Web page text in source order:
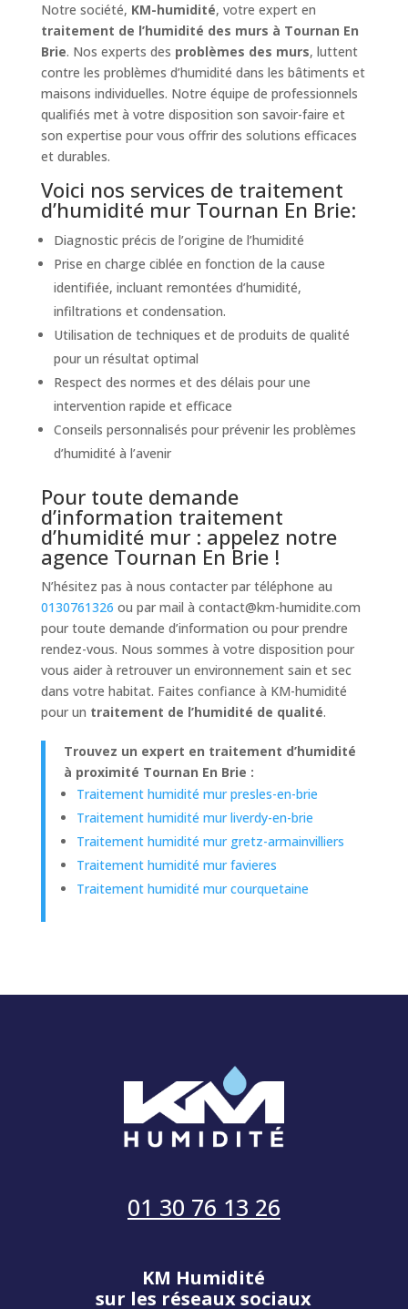
Notre société, KM-humidité, votre expert en
traitement de l’humidité des murs à Tournan En
Brie. Nos experts des problèmes des murs, luttent
contre les problèmes d’humidité dans les bâtiments et
maisons individuelles. Notre équipe de professionnels
qualifiés met à votre disposition son savoir-faire et
son expertise pour vous offrir des solutions efficaces
et durables.
Voici nos services de traitement
d’humidité mur Tournan En Brie:
Diagnostic précis de l’origine de l’humidité
Prise en charge ciblée en fonction de la cause
identifiée, incluant remontées d’humidité,
infiltrations et condensation.
Utilisation de techniques et de produits de qualité
pour un résultat optimal
Respect des normes et des délais pour une
intervention rapide et efficace
Conseils personnalisés pour prévenir les problèmes
d’humidité à l’avenir
Pour toute demande
d’information traitement
d’humidité mur : appelez notre
agence Tournan En Brie !
N’hésitez pas à nous contacter par téléphone au
0130761326 ou par mail à contact@km-humidite.com
pour toute demande d’information ou pour prendre
rendez-vous. Nous sommes à votre disposition pour
vous aider à retrouver un environnement sain et sec
dans votre habitat. Faites confiance à KM-humidité
pour un traitement de l’humidité de qualité.
Trouvez un expert en traitement d’humidité
à proximité Tournan En Brie :
Traitement humidité mur presles-en-brie
Traitement humidité mur liverdy-en-brie
Traitement humidité mur gretz-armainvilliers
Traitement humidité mur favieres
Traitement humidité mur courquetaine
01 30 76 13 26
KM Humidité
sur les réseaux sociaux